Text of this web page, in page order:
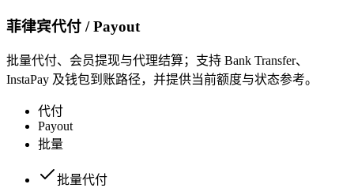
菲律宾代付 / Payout
批量代付、会员提现与代理结算；支持 Bank Transfer、
InstaPay 及钱包到账路径，并提供当前额度与状态参考。
代付
Payout
批量
批量代付